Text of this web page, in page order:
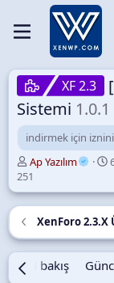
XF 2.3
Sistemi 1.0.1
indirmek için
K
o
n
u
Ap Yazılım
ş
l
ı
251
XenForo
Genel bakış